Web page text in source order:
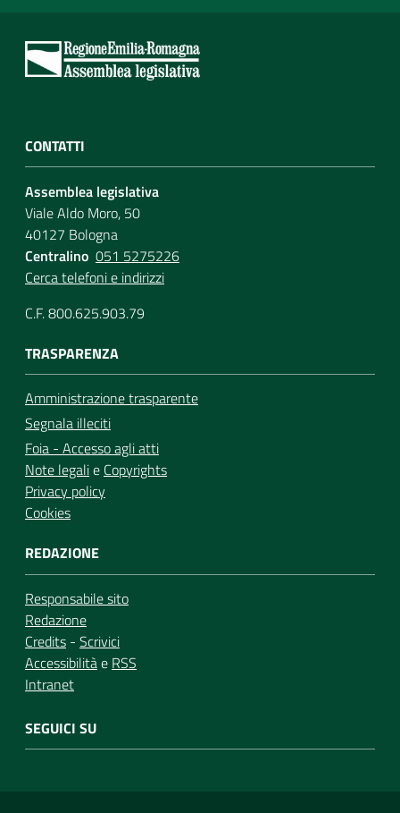
CONTATTI
Assemblea legislativa
Viale Aldo Moro, 50
40127 Bologna
Centralino 051 5275226
Cerca telefoni e indirizzi
C.F. 800.625.903.79
TRASPARENZA
Amministrazione trasparente
Segnala illeciti
Foia - Accesso agli atti
Note legalie Copyrights
Privacy policy
Cookies
REDAZIONE
Responsabile sito
Redazione
Credits - Scrivici
Accessibilitàe RSS
Intranet
SEGUICI SU